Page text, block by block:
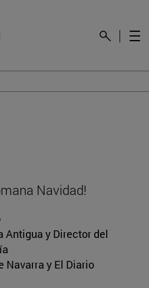
Navidad!
Antigua y Director del
Navarra y El Diario